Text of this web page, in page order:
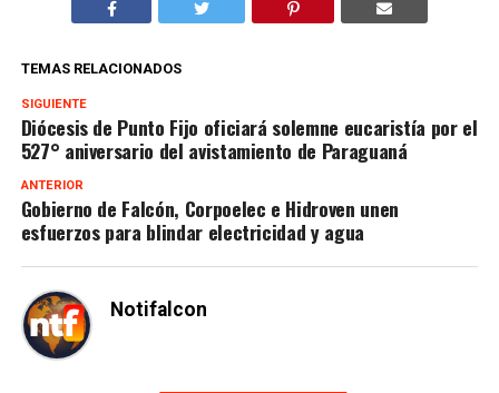
TEMAS RELACIONADOS
SIGUIENTE
Diócesis de Punto Fijo oficiará solemne eucaristía por el
527° aniversario del avistamiento de Paraguaná
ANTERIOR
Gobierno de Falcón, Corpoelec e Hidroven unen
esfuerzos para blindar electricidad y agua
Notifalcon